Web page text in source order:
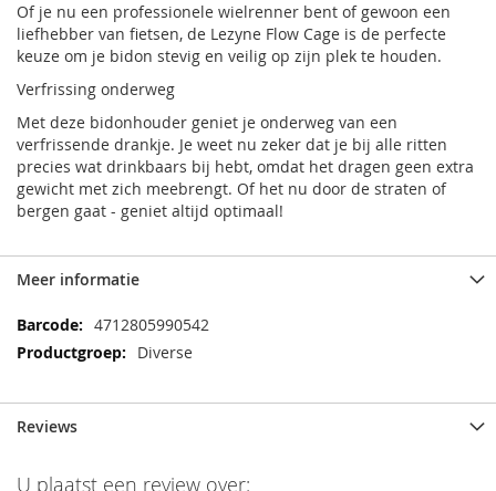
Of je nu een professionele wielrenner bent of gewoon een
liefhebber van fietsen, de Lezyne Flow Cage is de perfecte
keuze om je bidon stevig en veilig op zijn plek te houden.
Verfrissing onderweg
Met deze bidonhouder geniet je onderweg van een
verfrissende drankje. Je weet nu zeker dat je bij alle ritten
precies wat drinkbaars bij hebt, omdat het dragen geen extra
gewicht met zich meebrengt. Of het nu door de straten of
bergen gaat - geniet altijd optimaal!
Meer informatie
Meer
informatie
4712805990542
Diverse
Reviews
U plaatst een review over: